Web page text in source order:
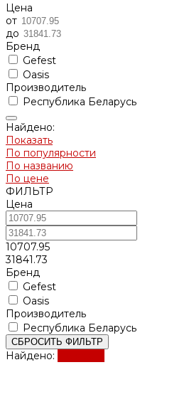
Цена
от
до
Бренд
Gefest
Oasis
Производитель
Республика Беларусь
Найдено:
Показать
По популярности
По названию
По цене
ФИЛЬТР
Цена
10707.95
31841.73
Бренд
Gefest
Oasis
Производитель
Республика Беларусь
СБРОСИТЬ ФИЛЬТР
Найдено: